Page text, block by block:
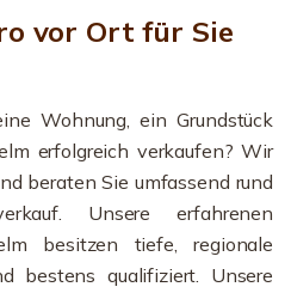
vor Ort für Sie
Wohnung, ein Grundstück
erfolgreich verkaufen? Wir
beraten Sie umfassend rund
Unsere erfahrenen
besitzen tiefe, regionale
bestens qualifiziert. Unsere